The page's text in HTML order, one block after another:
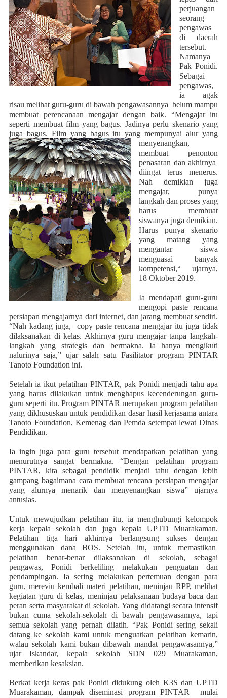
perjuangan
seorang
pengawas
di daerah
tersebut.
Namanya
Pak Ponidi.
Sebagai
pengawas,
ia agak
risau melihat guru-guru di bawah pengawasannya belum mampu
membuat perencanaan mengajar dengan baik. “Mengajar itu
seperti membuat film yang bagus. Jadinya perlu skenario yang
juga bagus. Film yang bagus itu yang mempunyai alur yang
menyenangkan,
membuat penonton
penasaran dan akhirnya
diingat terus menerus.
Nah demikian juga
mengajar, punya
langkah dan proses yang
harus membuat
siswanya juga demikian.
Harus punya skenario
yang matang yang
mengantar siswa
menguasai banyak
kompetensi,“ ujarnya,
18 Oktober 2019.
Ia mendapati guru-guru
mengopi paste rencana
persiapan mengajarnya dari internet, dan jarang membuat sendiri.
“Nah kadang juga,
copy paste rencana mengajar itu juga tidak
dilaksanakan di kelas. Akhirnya guru mengajar tanpa langkah-
langkah yang strategis dan bermakna. Ia hanya mengikuti
nalurinya saja,” ujar salah satu Fasilitator program PINTAR
Tanoto Foundation ini.
Setelah ia ikut pelatihan PINTAR, pak Ponidi menjadi tahu apa
yang harus dilakukan untuk menghapus kecenderungan guru-
guru seperti itu. Program PINTAR merupakan program pelatihan
yang dikhususkan untuk pendidikan dasar hasil kerjasama antara
Tanoto Foundation, Kemenag dan Pemda setempat lewat Dinas
Pendidikan.
Ia ingin juga para guru tersebut mendapatkan pelatihan yang
menurutnya sangat bermakna. “Dengan pelatihan program
PINTAR, kita sebagai pendidik menjadi tahu dengan lebih
gampang bagaimana cara membuat rencana persiapan mengajar
yang alurnya menarik dan menyenangkan siswa” ujarnya
antusias.
Untuk mewujudkan pelatihan itu, ia menghubungi kelompok
kerja kepala sekolah dan juga kepala UPTD Muarakaman.
Pelatihan tiga hari akhirnya berlangsung sukses dengan
menggunakan dana BOS. Setelah itu, untuk memastikan
pelatihan benar-benar dilaksanakan di sekolah, sebagai
pengawas, Ponidi berkeliling melakukan penguatan dan
pendampingan. Ia sering melakukan pertemuan dengan para
guru, mereviu kembali materi pelatihan, meninjau RPP, melihat
kegiatan guru di kelas, meninjau pelaksanaan budaya baca dan
peran serta masyarakat di sekolah. Yang didatangi secara intensif
bukan cuma sekolah-sekolah di bawah pengawasannya, tapi
semua sekolah yang pernah dilatih. “Pak Ponidi sering sekali
datang ke sekolah kami untuk menguatkan pelatihan kemarin,
walau sekolah kami bukan dibawah mandat pengawasannya,”
ujar Iskandar, kepala sekolah SDN 029 Muarakaman,
memberikan kesaksian.
Berkat kerja keras pak Ponidi didukung oleh K3S dan UPTD
Muarakaman, dampak diseminasi program PINTAR
mulai